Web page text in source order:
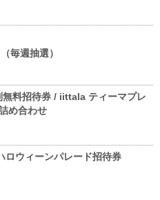
毎週抽選）
無料招待券 / iittala ティーマプレ
め合わせ
ロウィーンパレード招待券